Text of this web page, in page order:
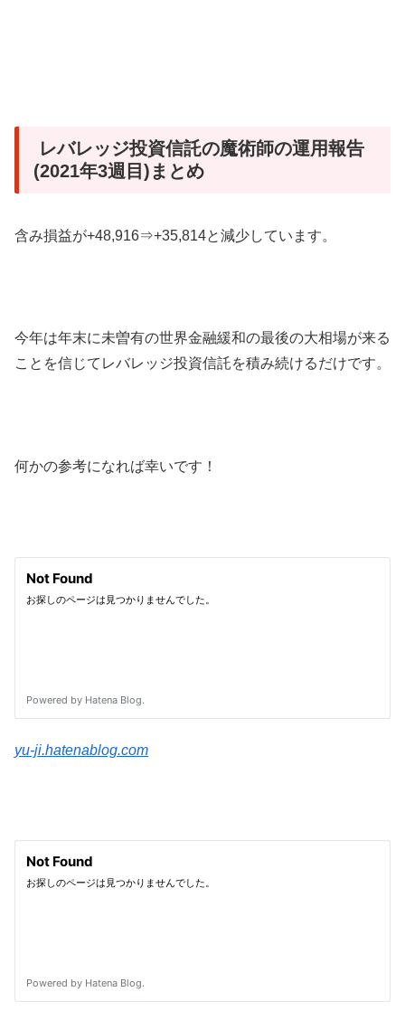
レバレッジ投資信託の魔術師の運用報告
(2021年3週目)まとめ
含み損益が+48,916⇒+35,814と減少しています。
今年は年末に未曽有の世界金融緩和の最後の大相場が来る
ことを信じてレバレッジ投資信託を積み続けるだけです。
何かの参考になれば幸いです！
yu-ji.hatenablog.com